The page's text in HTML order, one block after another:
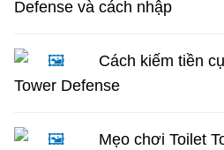
Defense và cách nhập
Cách kiếm tiền
Tower Defense
Mẹo chơi Toilet